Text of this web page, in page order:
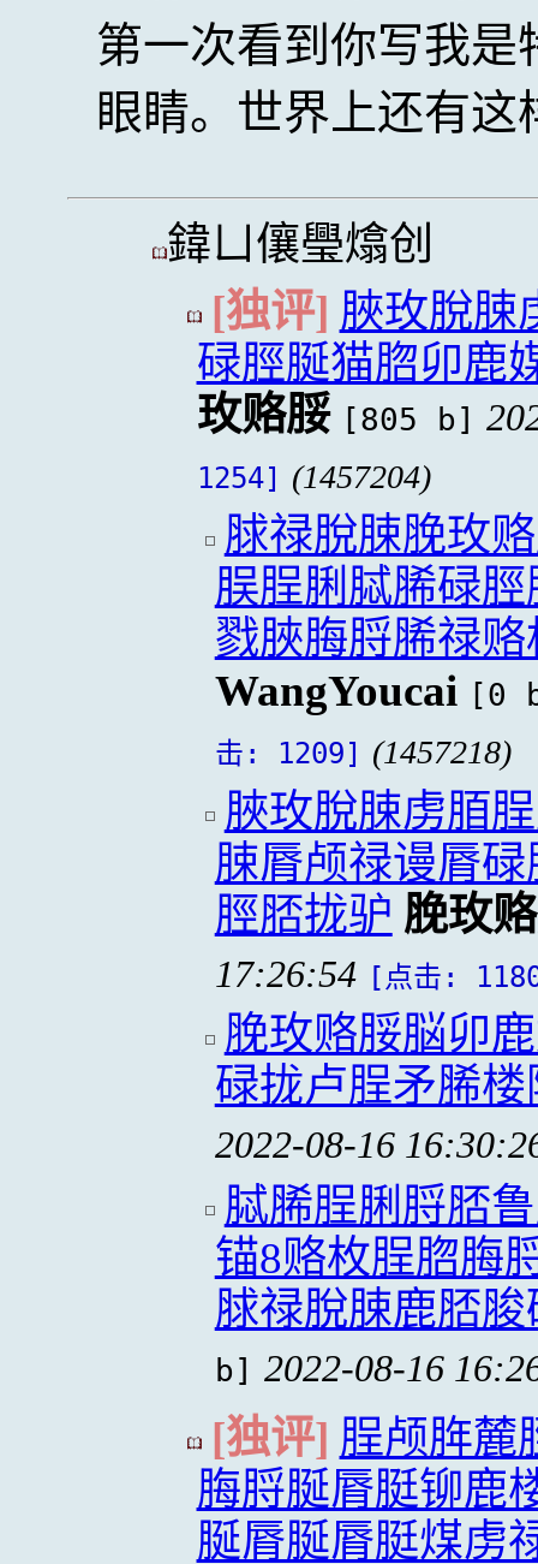
第一次看到你写我
眼睛。世界上还有
鍏ㄩ儴璺熻创
[独评] 脥玫脫脨
碌脛脠猫脗卯鹿
玫赂脮 [805 b]
1254] (1457204)
脙禄脫脨脕玫
脵脭脷脦脪碌
戮脥脢脟脪禄
WangYoucai [0
击: 1209] (1457218)
脥玫脫脨虏脜
脨脣颅禄谩脣
脛脴拢驴 脕玫
17:26:54 [点击:
脕玫赂脮脳卯
碌拢卢脭矛脪楼
2022-08-16
脦脪脭脷脟脴
锚8赂枚脭脗脢
脙禄脫脨鹿脴
b] 2022-08-16
[独评] 脭颅脌麓
脢脟脠脣脡铆鹿
脠脣脠脣脡煤虏